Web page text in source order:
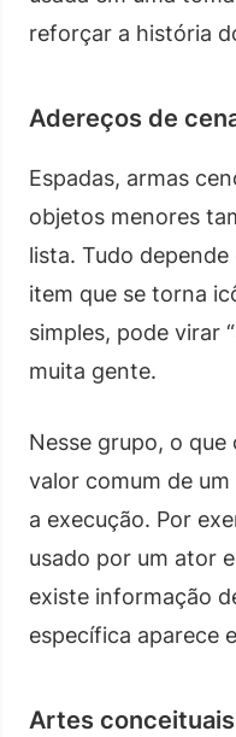
reforçar a história
Adereços de
Espadas, armas
objetos menores
lista. Tudo
item que se torna
simples, pode virar
muita gente.
Nesse grupo, o
valor comum de
a execução. Por
usado por um ator
existe informação
específica aparece
Artes